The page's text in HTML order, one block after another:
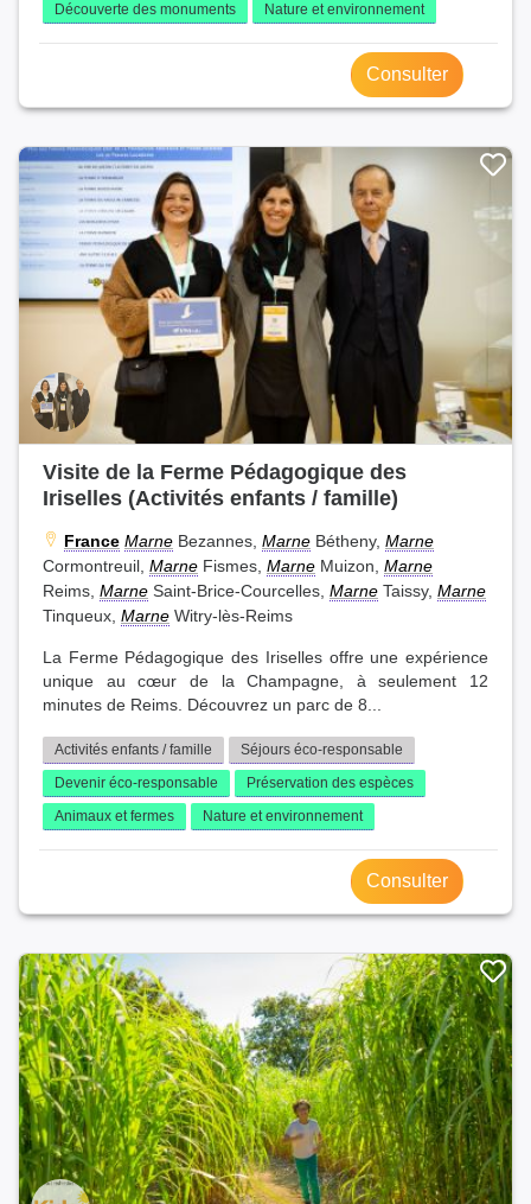
Découverte des monuments
Nature et environnement
Consulter
Visite de la Ferme Pédagogique des
Iriselles (Activités enfants / famille)
France Marne Bezannes, Marne Bétheny, Marne
Cormontreuil, Marne Fismes, Marne Muizon, Marne
Reims, Marne Saint-Brice-Courcelles, Marne Taissy, Marne
Tinqueux, Marne Witry-lès-Reims
La Ferme Pédagogique des Iriselles offre une expérience
unique au cœur de la Champagne, à seulement 12
minutes de Reims. Découvrez un parc de 8...
Activités enfants / famille
Séjours éco-responsable
Devenir éco-responsable
Préservation des espèces
Animaux et fermes
Nature et environnement
Consulter